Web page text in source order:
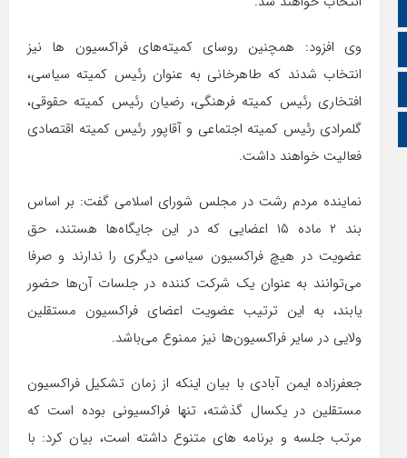
اینستاگرام
اطلاعات سایت
زبان عربی
وی افزود: همچنین روسای کمیته‌های فراکسیون ها نیز
انتخاب شدند که طاهرخانی به عنوان رئیس کمیته سیاسی،
افتخاری رئیس کمیته فرهنگی، رضیان رئیس کمیته حقوقی،
گلمرادی رئیس کمیته اجتماعی و آقاپور رئیس کمیته اقتصادی
فعالیت خواهند داشت.
نماینده مردم رشت در مجلس شورای اسلامی گفت: بر اساس
بند ۲ ماده ۱۵ اعضایی که در این جایگاه‌ها هستند، حق
عضویت در هیچ فراکسیون سیاسی دیگری را ندارند و صرفا
می‌توانند به عنوان یک شرکت کننده در جلسات آن‌ها حضور
یابند، به این ترتیب عضویت اعضای فراکسیون مستقلین
ولایی در سایر فراکسیون‌ها نیز ممنوع می‌باشد.
جعفرزاده ایمن آبادی با بیان اینکه از زمان تشکیل فراکسیون
مستقلین در یکسال گذشته، تنها فراکسیونی بوده است که
مرتب جلسه و برنامه های متنوع داشته است، بیان کرد: با